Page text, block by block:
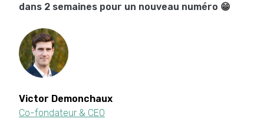
dans 2 semaines pour un nouveau numéro 😁
Victor Demonchaux
Co-fondateur & CEO